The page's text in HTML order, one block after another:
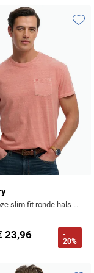
T-shirt roze slim fit ronde hals met borstzak
23,96
-
20%